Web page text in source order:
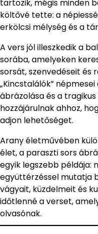
tartozik, mégis minden
költővé tette: a
erkölcsi mélység és a
A vers jól illeszkedik a
sorába, amelyeken
sorsát, szenvedéseit és
„Kincstalálók”
ábrázolása és a
hozzájárulnak ahhoz,
adjon lehetőséget.
Arany életművében
élet, a paraszti sors
egyik legszebb példája:
együttérzéssel mutatja
vágyait, küzdelmeit és
időtlenné a verset,
olvasónak.